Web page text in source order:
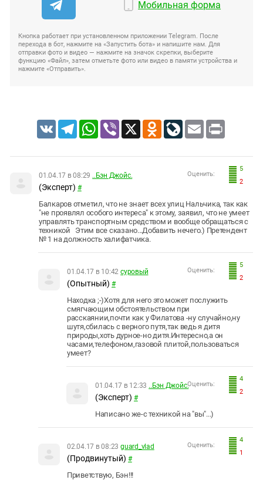
Мобильная форма
Кнопка работает при установленном приложении Telegram. После
перехода в бот, нажмите на «Запустить бота» и напишите нам. Для
отправки фото и видео — нажмите на значок скрепки, выберите
функцию «Файл», затем отметьте фото или видео в памяти устройства и
нажмите «Отправить».
VK TelegramWhatsApp
Viber X Odnoklassniki
LiveJournal
Email Print
5
2
Оценить:
01.04.17 в 08:29 ..Бэн Джойс.
(Эксперт) #
Балкаров отметил, что не знает всех улиц Нальчика, так как
"не проявлял особого интереса" к этому, заявил, что не умеет
управлять транспортным средством и вообще обращаться с
техникой Этим все сказано...Добавить нечего.) Претендент
№ 1 на должность халифатчика.
5
2
Оценить:
01.04.17 в 10:42 суровый
(Опытный) #
Находка ;-)Хотя для него это может послужить
смягчающим обстоятельством при
расскаянии,почти как у Филатова -ну случайно,ну
шутя,сбилась с верного путя,так ведь я дитя
природы,хоть дурное-но дитя.Интересно,а он
часами,телефоном,газовой плитой,пользоваться
умеет?
4
2
Оценить:
01.04.17 в 12:33 ..Бэн Джойс.
(Эксперт) #
Написано же-с техникой на "вы"...)
4
1
Оценить:
02.04.17 в 08:23 guard_vlad
(Продвинутый) #
Приветствую, Бэн!!!